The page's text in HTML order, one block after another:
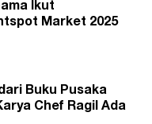
Ikut
Market 2025
Buku Pusaka
Chef Ragil Ada